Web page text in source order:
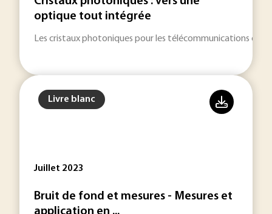
optique tout intégrée
Les cristaux photoniques pour les télécommunications
Livre blanc
Juillet 2023
Bruit de fond et mesures - Mesures et
application en ...